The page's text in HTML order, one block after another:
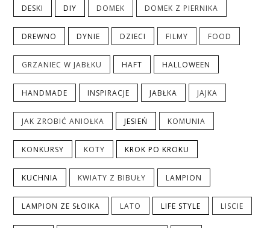
DESKI DIY DOMEK DOMEK Z PIERNIKA
DREWNO DYNIE DZIECI FILMY FOOD
GRZANIEC W JABŁKU HAFT HALLOWEEN
HANDMADE INSPIRACJE JABŁKA JAJKA
JAK ZROBIĆ ANIOŁKA JESIEŃ KOMUNIA
KONKURSY KOTY KROK PO KROKU
KUCHNIA KWIATY Z BIBUŁY LAMPION
LAMPION ZE SŁOIKA LATO LIFE STYLE LISCIE